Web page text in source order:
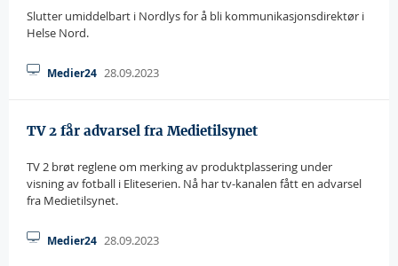
Slutter umiddelbart i Nordlys for å bli kommunikasjonsdirektør i
Helse Nord.
Medier24 28.09.2023
TV 2 får advarsel fra Medietilsynet
TV 2 brøt reglene om merking av produktplassering under
visning av fotball i Eliteserien. Nå har tv-kanalen fått en advarsel
fra Medietilsynet.
Medier24 28.09.2023